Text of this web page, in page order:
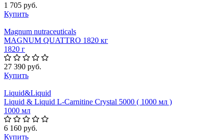
1 705 руб.
Купить
Magnum nutraceuticals
MAGNUM QUATTRO 1820 кг
1820 г
27 390 руб.
Купить
Liquid&Liquid
Liquid & Liquid L-Carnitine Crystal 5000 ( 1000 мл )
1000 мл
6 160 руб.
Купить